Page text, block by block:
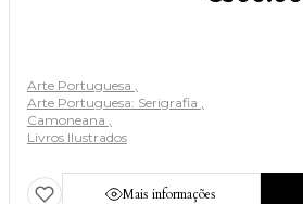
Arte Portuguesa
Arte Portuguesa: Serigrafia
Camoneana
Livros Ilustrados
Mais informações